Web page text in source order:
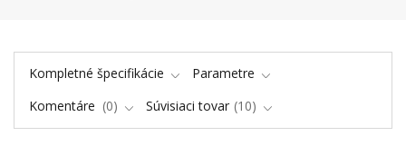
Kompletné špecifikácie
Parametre
Komentáre
0 Súvisiaci tovar 10